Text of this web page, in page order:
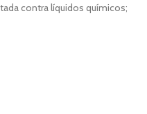
contra líquidos químicos;